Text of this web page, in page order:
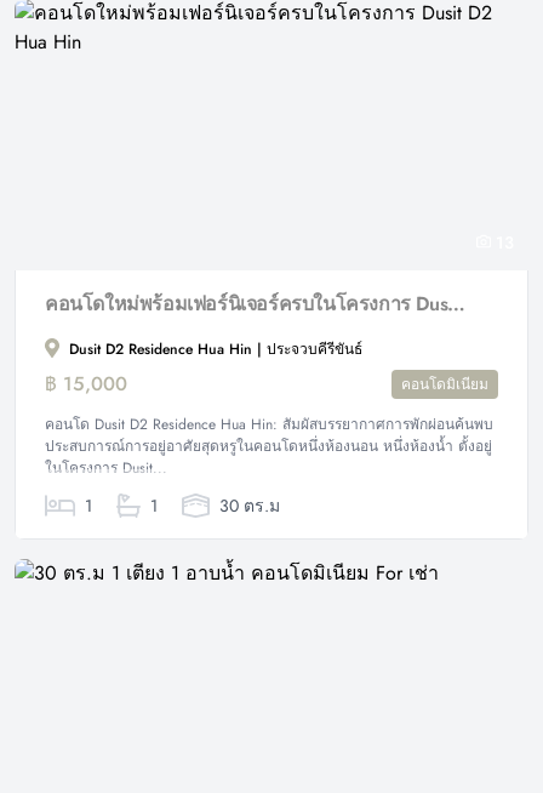
คอนโดใหม่พร้อมเฟอร์นิเจอร์ครบในโครงการ Dusit D2 Hua Hin
Dusit D2 Residence Hua Hin | ประจวบคีรีขันธ์
฿ 15,000
คอนโดมิเนียม
คอนโด Dusit D2 Residence Hua Hin: สัมผัสบรรยากาศการพักผ่อนค้นพบ
ประสบการณ์การอยู่อาศัยสุดหรูในคอนโดหนึ่งห้องนอน หนึ่งห้องน้ำ ตั้งอยู่
ในโครงการ Dusit...
1 1 30 ตร.ม